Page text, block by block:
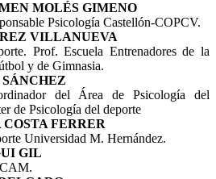
MOLÉS GIMENO
Psicología Castellón-COPCV.
VILLANUEVA
Prof. Escuela Entrenadores de la
y de Gimnasia.
del Área de Psicología del
de Psicología del deporte
FERRER
Universidad M. Hernández.
GIL